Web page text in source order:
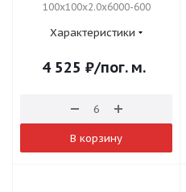
100x100x2.0x6000-600
Характеристики
4 525 ₽/пог. м.
В корзину